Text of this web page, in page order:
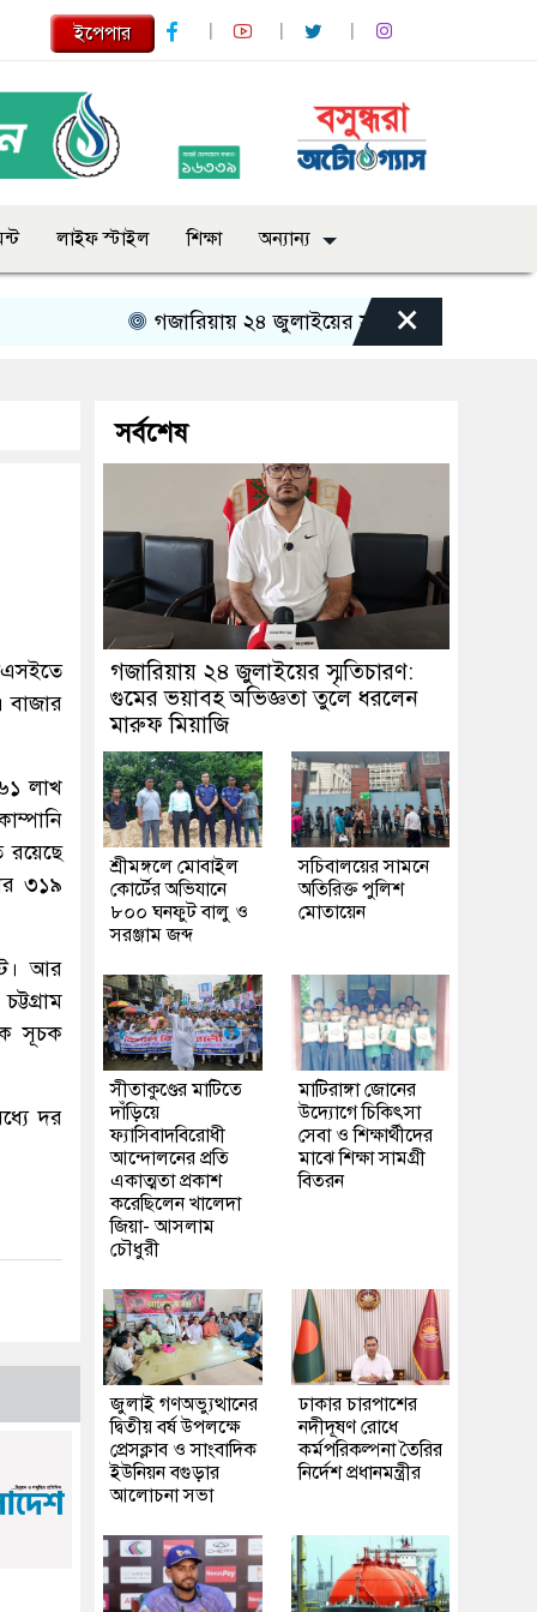
ইপেপার
লাইফ স্টাইল শিক্ষা অন্যান্য
গজারিয়ায় ২৪ জুলাইয়ের স্মৃতিচারণ: গুমের ভয়াবহ
×
বাজার
লাখ
৩১৯
আর
সূচক
দর
সর্বশেষ
গজারিয়ায় ২৪ জুলাইয়ের স্মৃতিচারণ:
গুমের ভয়াবহ অভিজ্ঞতা তুলে ধরলেন
মারুফ মিয়াজি
শ্রীমঙ্গলে মোবাইল
কোর্টের অভিযানে
৮০০ ঘনফুট বালু ও
সরঞ্জাম জব্দ
সচিবালয়ের সামনে
অতিরিক্ত পুলিশ
মোতায়েন
সীতাকুণ্ডের মাটিতে
দাঁড়িয়ে
ফ্যাসিবাদবিরোধী
আন্দোলনের প্রতি
একাত্মতা প্রকাশ
করেছিলেন খালেদা
জিয়া- আসলাম
চৌধুরী
মাটিরাঙ্গা জোনের
উদ্যোগে চিকিৎসা
সেবা ও শিক্ষার্থীদের
মাঝে শিক্ষা সামগ্রী
বিতরন
জুলাই গণঅভ্যুত্থানের
দ্বিতীয় বর্ষ উপলক্ষে
প্রেসক্লাব ও সাংবাদিক
ইউনিয়ন বগুড়ার
আলোচনা সভা
ঢাকার চারপাশের
নদীদূষণ রোধে
কর্মপরিকল্পনা তৈরির
নির্দেশ প্রধানমন্ত্রীর